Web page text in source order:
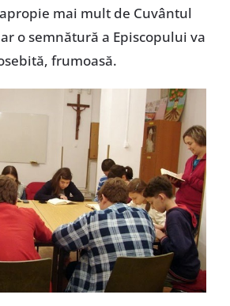
mai mult de Cuvântul
o semnătură a Episcopului va
frumoasă.